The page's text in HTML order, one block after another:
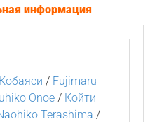
информация
/ Fujimaru
Onoe/ Койти
Terashima /